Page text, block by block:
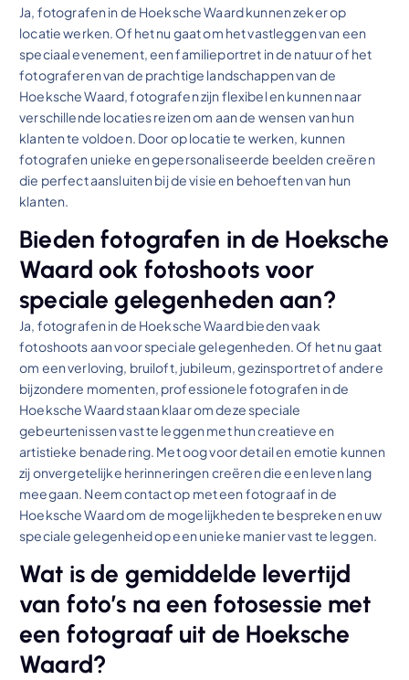
Ja, fotografen in de Hoeksche Waard kunnen zeker op
locatie werken. Of het nu gaat om het vastleggen van een
speciaal evenement, een familieportret in de natuur of het
fotograferen van de prachtige landschappen van de
Hoeksche Waard, fotografen zijn flexibel en kunnen naar
verschillende locaties reizen om aan de wensen van hun
klanten te voldoen. Door op locatie te werken, kunnen
fotografen unieke en gepersonaliseerde beelden creëren
die perfect aansluiten bij de visie en behoeften van hun
klanten.
Bieden fotografen in de Hoeksche
Waard ook fotoshoots voor
speciale gelegenheden aan?
Ja, fotografen in de Hoeksche Waard bieden vaak
fotoshoots aan voor speciale gelegenheden. Of het nu gaat
om een verloving, bruiloft, jubileum, gezinsportret of andere
bijzondere momenten, professionele fotografen in de
Hoeksche Waard staan klaar om deze speciale
gebeurtenissen vast te leggen met hun creatieve en
artistieke benadering. Met oog voor detail en emotie kunnen
zij onvergetelijke herinneringen creëren die een leven lang
meegaan. Neem contact op met een fotograaf in de
Hoeksche Waard om de mogelijkheden te bespreken en uw
speciale gelegenheid op een unieke manier vast te leggen.
Wat is de gemiddelde levertijd
van foto’s na een fotosessie met
een fotograaf uit de Hoeksche
Waard?